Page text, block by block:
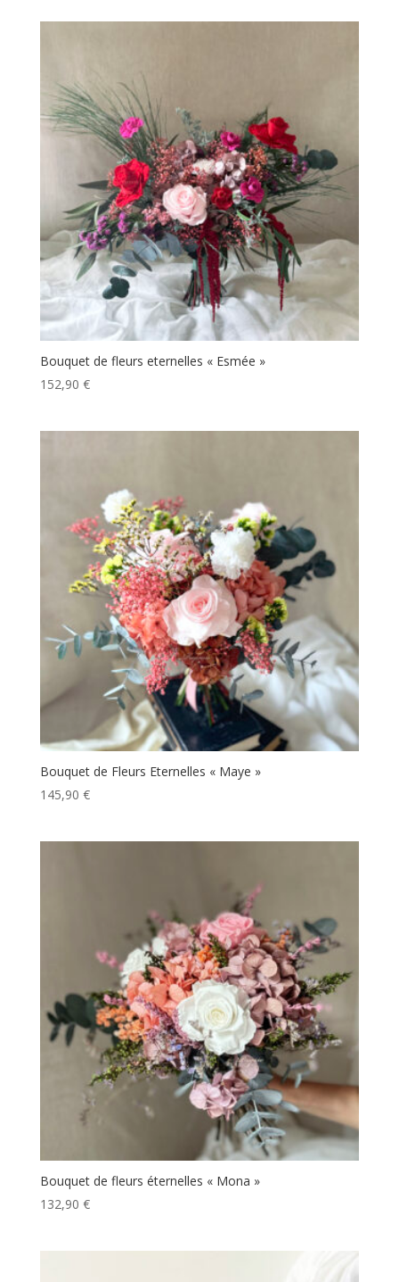
Bouquet de fleurs eternelles « Esmée »
152,90 €
Bouquet de Fleurs Eternelles « Maye »
145,90 €
Bouquet de fleurs éternelles « Mona »
132,90 €